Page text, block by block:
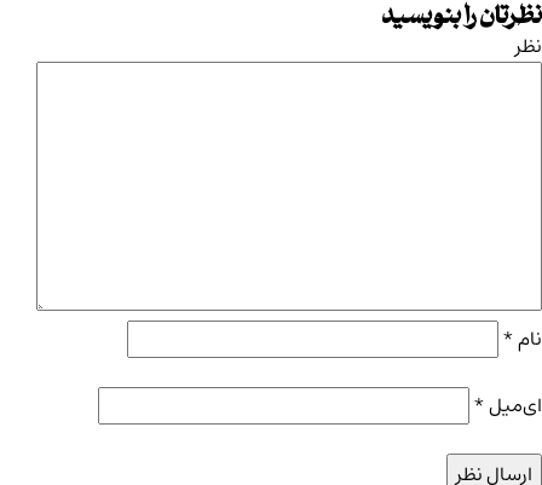
نظرتان را بنویسید
نظر
نام*
ای‌میل*